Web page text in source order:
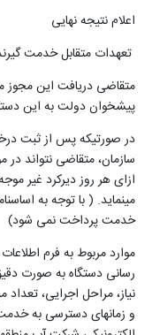
اعلام نتیجه نهایی
تعهدات متقابل خدمت
متقاضی دریافت این مجوز
پیشخوان دولت به این
در صورتیکه پس از ثبت
سازمان، متقاضی نتواند در
ازای هر روز دیرکرد غیر
می­نماید. ( با توجه به
خدمت پرداخت نمی شود)
موارد مربوط به فرم
رسانی دستگاه به صورت
نیاز، مراحل اجرایی،
و زمان­های دسترسی به